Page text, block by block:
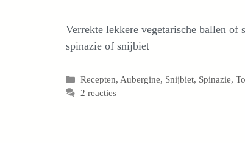
Verrekte lekkere vegetarische ballen of
spinazie of snijbiet
Categorieën
Recepten, Aubergine, Snijbiet, Spinazie,
2 reacties